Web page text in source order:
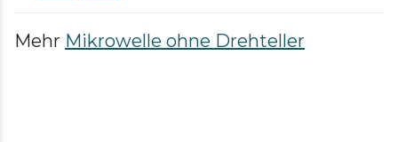
Mehr Mikrowelle ohne Drehteller